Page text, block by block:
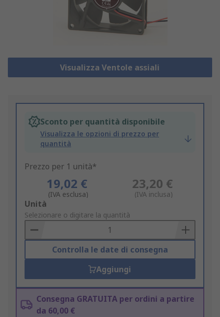
Visualizza Ventole assiali
Sconto per quantità disponibile
Visualizza le opzioni di prezzo per
quantità
Prezzo per 1 unità*
19,02 €
(IVA esclusa)
23,20 €
(IVA inclusa)
Add
to
Basket
Unità
Selezionare o digitare la quantità
Controlla le date di consegna
Aggiungi
Consegna GRATUITA per ordini a partire
da 60,00 €